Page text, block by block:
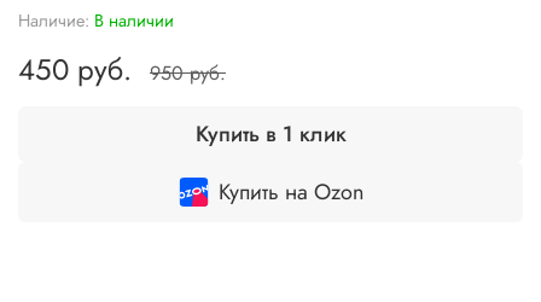
Наличие: В наличии
450 руб. 950 руб.
Купить в 1 клик
Купить на Ozon